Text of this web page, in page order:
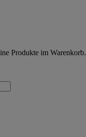
Produkte im Warenkorb.